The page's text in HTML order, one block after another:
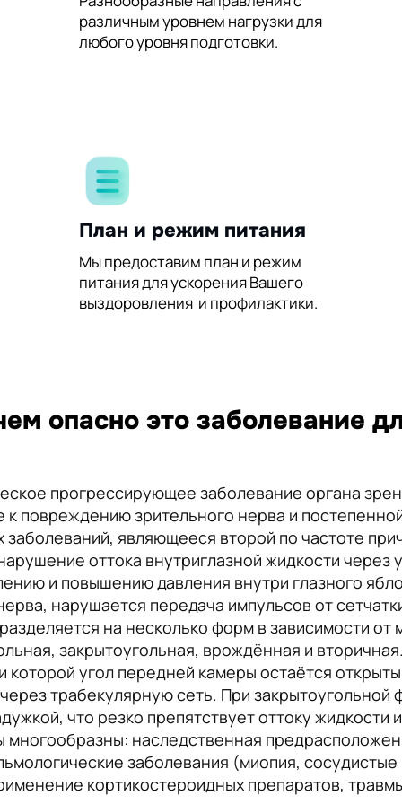
различным уровнем нагрузки для
любого уровня подготовки.
План и режим питания
Мы предоставим план и режим
питания для ускорения Вашего
выздоровления и профилактики.
опасно это заболевание
прогрессирующее заболевание органа
к повреждению зрительного нерва и
являющееся второй по частоте
оттока внутриглазной жидкости через
и повышению давления внутри глазного
нарушается передача импульсов от
на несколько форм в зависимости
закрытоугольная, врождённая и
которой угол передней камеры остаётся
трабекулярную сеть. При
что резко препятствует оттоку
многообразны: наследственная
заболевания (миопия,
кортикостероидных препаратов,